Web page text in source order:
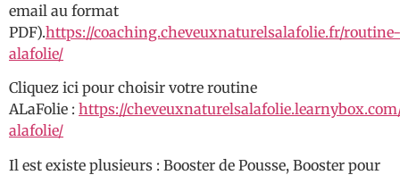
email au format
PDF).https://coaching.cheveuxnaturelsalafolie.fr/routine-
alafolie/
Cliquez ici pour choisir votre routine
ALaFolie : https://
alafolie/
Il est existe plusieurs : Booster de Pousse, Booster pour